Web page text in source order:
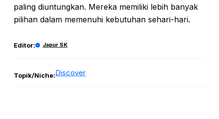
paling diuntungkan. Mereka memiliki lebih banyak
pilihan dalam memenuhi kebutuhan sehari-hari.
Editor: Japur SK
Topik/Niche:Discover